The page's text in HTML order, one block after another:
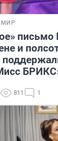
МИР
письмо
и
811 1